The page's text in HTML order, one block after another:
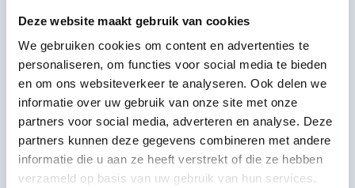
Deze website maakt gebruik van cookies
We gebruiken cookies om content en advertenties te
personaliseren, om functies voor social media te bieden
en om ons websiteverkeer te analyseren. Ook delen we
informatie over uw gebruik van onze site met onze
partners voor social media, adverteren en analyse. Deze
partners kunnen deze gegevens combineren met andere
informatie die u aan ze heeft verstrekt of die ze hebben
verzameld op basis van uw gebruik van hun services.
gebruik daarvan?
Laptop/Chromebook kopen. Mag
mijn school mij verplichten om dat
via de school te doen?
Schoolrekeningen niet betaald,
dus geen rapport. Mag dat?